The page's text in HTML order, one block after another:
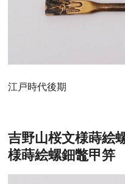
江戸時代後期
吉野山桜文様蒔絵
様蒔絵螺鈿鼈甲笄